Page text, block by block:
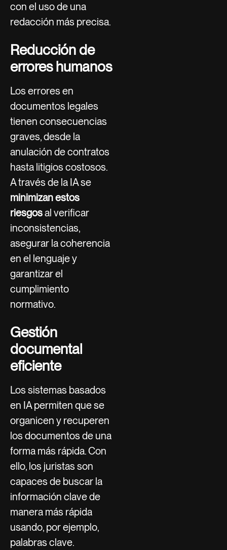
con el uso de una
redacción más precisa.
Reducción de
errores humanos
Los errores en
documentos legales
tienen consecuencias
graves, desde la
anulación de contratos
hasta litigios costosos.
A través de la IA se
minimizan estos
riesgosal verificar
inconsistencias,
asegurar la coherencia
en el lenguaje y
garantizar el
cumplimiento
normativo.
Gestión
documental
eficiente
Los sistemas basados
en IA permiten que se
organicen y recuperen
los documentos de una
forma más rápida. Con
ello, los juristas son
capaces de buscar la
información clave de
manera más rápida
usando, por ejemplo,
palabras clave.